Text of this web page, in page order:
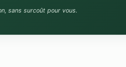
sans surcoût pour vous.